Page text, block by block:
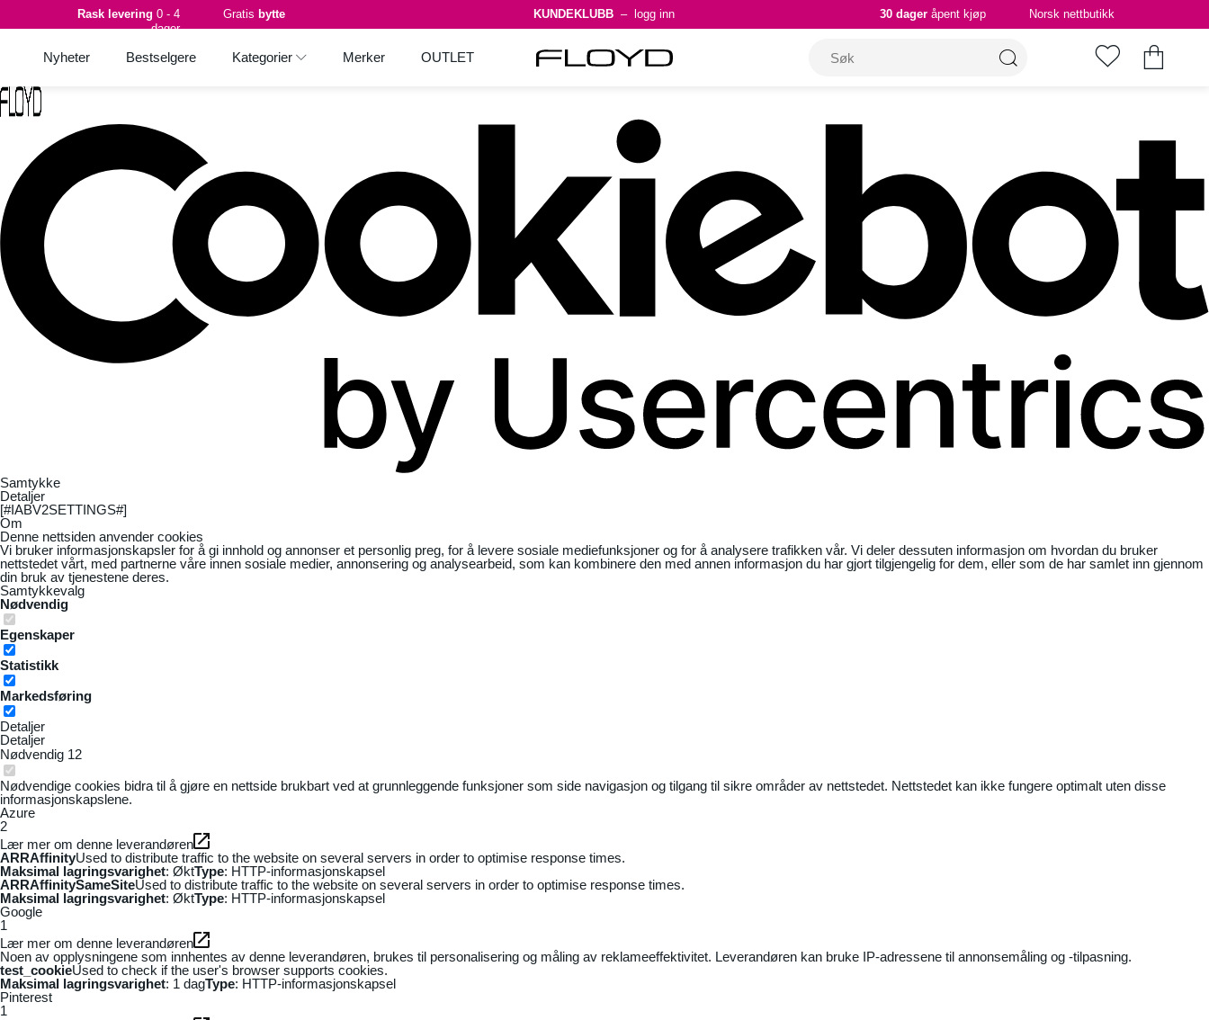
Samtykke
Detaljer
[#IABV2SETTINGS#]
Om
Denne nettsiden anvender cookies
Vi bruker informasjonskapsler for å gi innhold og annonser et personlig preg, for å levere sosiale mediefunksjoner og for å analysere trafikken vår. Vi deler dessuten informasjon om hvordan du bruker
nettstedet vårt, med partnerne våre innen sosiale medier, annonsering og analysearbeid, som kan kombinere den med annen informasjon du har gjort tilgjengelig for dem, eller som de har samlet inn gjennom
din bruk av tjenestene deres.
Samtykkevalg
Nødvendig
Egenskaper
Statistikk
Markedsføring
Detaljer
Detaljer
Nødvendig 12
Nødvendige cookies bidra til å gjøre en nettside brukbart ved at grunnleggende funksjoner som side navigasjon og tilgang til sikre områder av nettstedet. Nettstedet kan ikke fungere optimalt uten disse
informasjonskapslene.
Azure
2
Lær mer om denne leverandøren
ARRAffinityUsed to distribute traffic to the website on several servers in order to optimise response times.
Maksimal lagringsvarighet: ØktType: HTTP-informasjonskapsel
ARRAffinitySameSiteUsed to distribute traffic to the website on several servers in order to optimise response times.
Maksimal lagringsvarighet: ØktType: HTTP-informasjonskapsel
Google
1
Lær mer om denne leverandøren
Noen av opplysningene som innhentes av denne leverandøren, brukes til personalisering og måling av reklameeffektivitet. Leverandøren kan bruke IP-adressene til annonsemåling og -tilpasning.
test_cookieUsed to check if the user's browser supports cookies.
Maksimal lagringsvarighet: 1 dagType: HTTP-informasjonskapsel
Pinterest
1
Rask levering 0 - 4
dager
Gratis bytte KUNDEKLUBB – logg inn 30 dager åpent kjøp Norsk nettbutikk
Nyheter Bestselgere Kategorier Merker OUTLET